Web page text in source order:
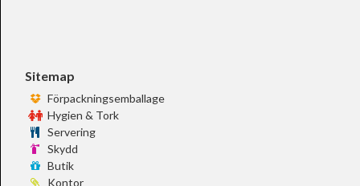
Sitemap
Förpackningsemballage
Hygien & Tork
Servering
Skydd
Butik
Kontor